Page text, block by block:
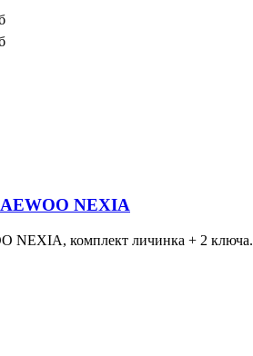
NEXIA
NEXIA, комплект личинка + 2 ключа.